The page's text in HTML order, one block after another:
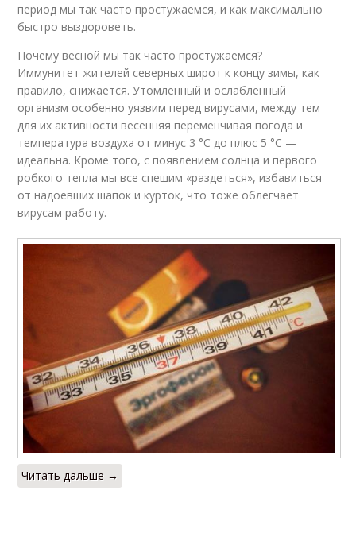
период мы так часто простужаемся, и как максимально
быстро выздороветь.
Почему весной мы так часто простужаемся?
Иммунитет жителей северных широт к концу зимы, как
правило, снижается. Утомленный и ослабленный
организм особенно уязвим перед вирусами, между тем
для их активности весенняя переменчивая погода и
температура воздуха от минус 3 °С до плюс 5 °С —
идеальна. Кроме того, с появлением солнца и первого
робкого тепла мы все спешим «раздеться», избавиться
от надоевших шапок и курток, что тоже облегчает
вирусам работу.
Читать дальше →